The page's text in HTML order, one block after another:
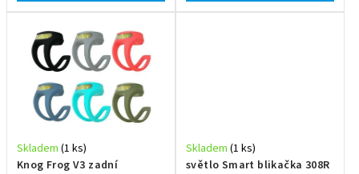
Knog Frog V3 zadní
Skladem (1 ks)
světlo Smart blikačka 308R
Skladem (1 ks)